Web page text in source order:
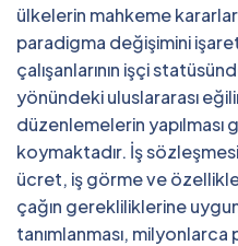
ülkelerin mahkeme
paradigma değişimini
çalışanlarının işçi
yönündeki uluslararası
düzenlemelerin yapılması
koymaktadır. İş
ücret, iş görme ve özellikle
çağın gerekliliklerine
tanımlanması, milyonlarca